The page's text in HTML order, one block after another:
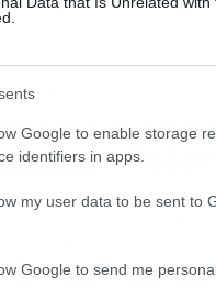
Google to enable storage
identifiers in apps.
my user data to be sent to
Google to send me
ο Γιώργος
για τη
στον ΣΚΑΪ
Αυτιάς φεύγει το
για τις
του με την έναρξη